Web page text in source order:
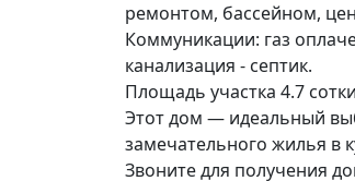
ремонтом, бассейном,
Коммуникации: газ
канализация - септик.
Площадь участка 4.7
Этот дом — идеальный
замечательного жилья в
Звоните для получения